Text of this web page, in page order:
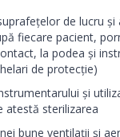
de lucru și
fiecare pacient,
la podea și
de protecție)
și
atestă sterilizarea
bune ventilații și